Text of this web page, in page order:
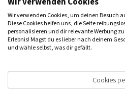
Sichere
Fahrzeug fallen.
Schutz von
Gesetzliche
Haftung:
von Zurrgurten
Wir verwenden Cookies, um deinen Besuch
Diese Cookies helfen uns, die Seite
personalisieren und dir relevante Werbung
Erlebnis! Magst du es lieber nach deinem
und wähle selbst, was dir gefällt.
Cookies